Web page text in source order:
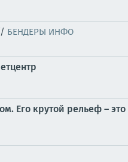
БЕНДЕРЫ ИНФО
Его крутой рельеф –